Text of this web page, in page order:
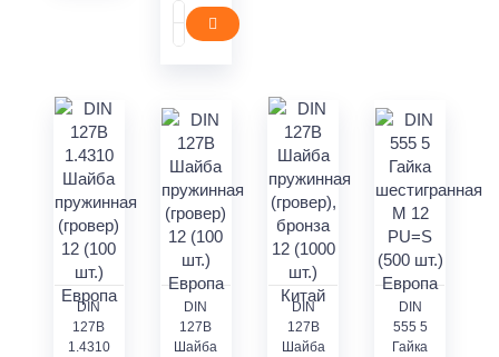
DIN
127В
1.4310
DIN
127В
Шайба
DIN
127В
Шайба
DIN
555 5
Гайка